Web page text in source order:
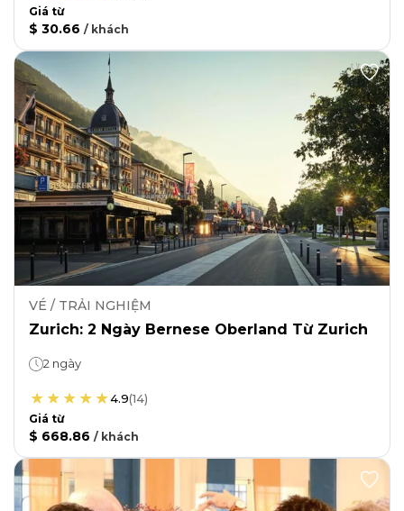
Giá từ
$ 30.66 / khách
VÉ / TRẢI NGHIỆM
Zurich: 2 Ngày Bernese Oberland Từ Zurich
2 ngày
4.9(14)
Giá từ
$ 668.86 / khách